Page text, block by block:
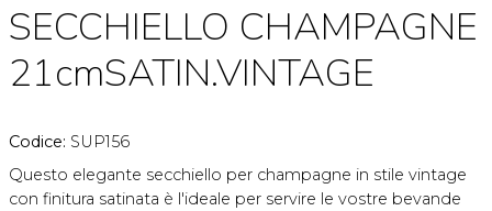
SECCHIELLO CHAMPAGNE
21cmSATIN.VINTAGE
Codice: SUP156
Questo elegante secchiello per champagne in stile vintage
con finitura satinata è l'ideale per servire le vostre bevande